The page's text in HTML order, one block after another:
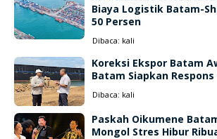
Biaya Logistik Batam-
50 Persen
Dibaca: kali
Koreksi Ekspor Batam
Batam Siapkan
Dibaca: kali
Paskah Oikumene
Mongol Stres Hibur